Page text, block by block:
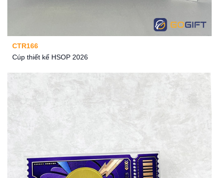
CTR166
Cúp thiết kế HSOP 2026